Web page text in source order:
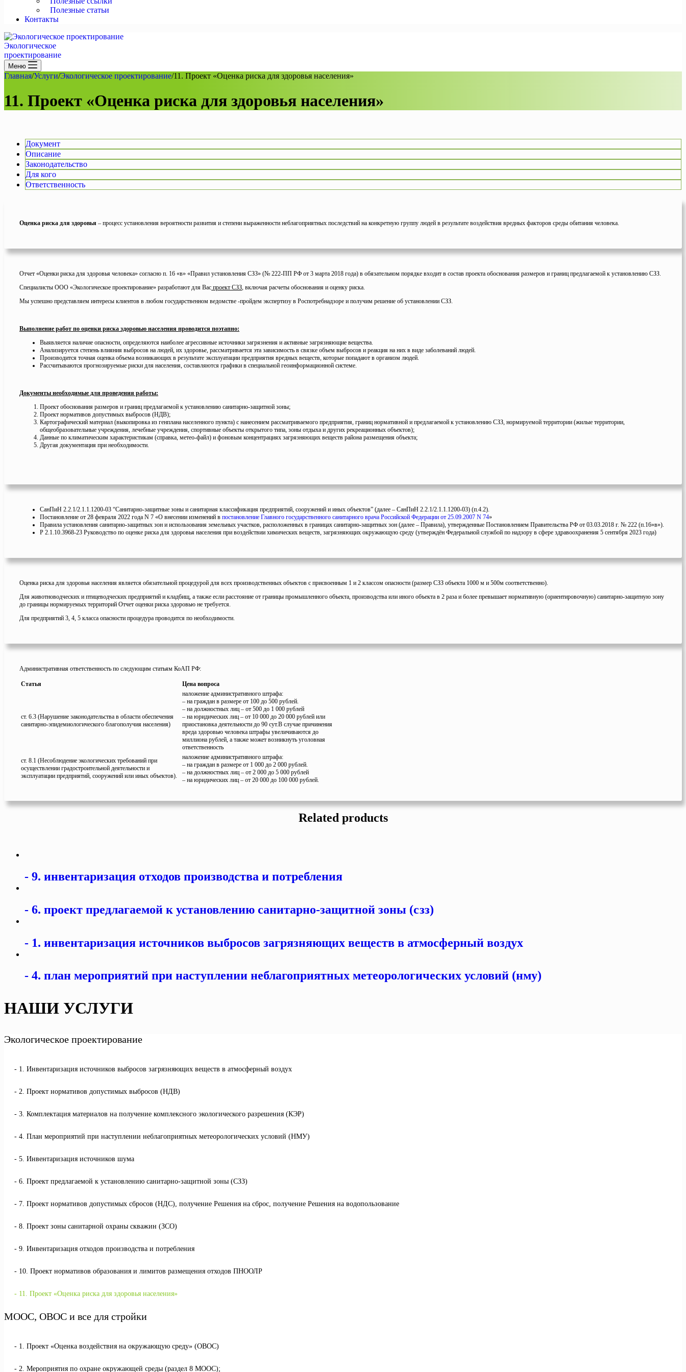
Полезные статьи
Контакты
Экологическое
проектирование
Меню
Главная/Услуги/Экологическое проектирование/11. Проект «Оценка риска для здоровья населения»
11. Проект «Оценка риска для здоровья населения»
Документ
Описание
Законодательство
Для кого
Ответственность
Оценка риска для здоровья – процесс установления вероятности развития и степени выраженности неблагоприятных последствий на конкретную группу людей в результате воздействия вредных факторов среды обитания человека.
Отчет «Оценки риска для здоровья человека» согласно п. 16 «в» «Правил установления СЗЗ» (№ 222-ПП РФ от 3 марта 2018 года) в обязательном порядке входит в состав проекта обоснования размеров и границ предлагаемой к установлению СЗЗ.
Специалисты ООО «Экологическое проектирование» разработают для Вас проект СЗЗ, включая расчеты обоснования и оценку риска.
Мы успешно представляем интересы клиентов в любом государственном ведомстве -пройдем экспертизу в Роспотребнадзоре и получим решение об установлении СЗЗ.
Выполнение работ по оценки риска здоровью населения проводится поэтапно:
Выявляется наличие опасности, определяются наиболее агрессивные источники загрязнения и активные загрязняющие вещества.
Анализируется степень влияния выбросов на людей, их здоровье, рассматривается эта зависимость в связке объем выбросов и реакция на них в виде заболеваний людей.
Производится точная оценка объема возникающих в результате эксплуатации предприятия вредных веществ, которые попадают в организм людей.
Рассчитываются прогнозируемые риски для населения, составляются графики в специальной геоинформационной системе.
Документы необходимые для проведения работы:
Проект обоснования размеров и границ предлагаемой к установлению санитарно-защитной зоны;
Проект нормативов допустимых выбросов (НДВ);
Картографический материал (выкопировка из генплана населенного пункта) с нанесением рассматриваемого предприятия, границ нормативной и предлагаемой к установлению СЗЗ, нормируемой территории (жилые территории,
общеобразовательные учреждения, лечебные учреждения, спортивные объекты открытого типа, зоны отдыха и других рекреационных объектов);
Данные по климатическим характеристикам (справка, метео-файл) и фоновым концентрациях загрязняющих веществ района размещения объекта;
Другая документация при необходимости.
СанПиН 2.2.1/2.1.1.1200-03 “Санитарно-защитные зоны и санитарная классификация предприятий, сооружений и иных объектов” (далее – СанПиН 2.2.1/2.1.1.1200-03) (п.4.2).
Постановление от 28 февраля 2022 года N 7 «О внесении изменений в постановление Главного государственного санитарного врача Российской Федерации от 25.09.2007 N 74»
Правила установления санитарно-защитных зон и использования земельных участков, расположенных в границах санитарно-защитных зон (далее – Правила), утвержденные Постановлением Правительства РФ от 03.03.2018 г. № 222 (п.16»в»).
Р 2.1.10.3968-23 Руководство по оценке риска для здоровья населения при воздействии химических веществ, загрязняющих окружающую среду (утверждён Федеральной службой по надзору в сфере здравоохранения 5 сентября 2023 года)
Оценка риска для здоровья населения является обязательной процедурой для всех производственных объектов с присвоенным 1 и 2 классом опасности (размер СЗЗ объекта 1000 м и 500м соответственно).
Для животноводческих и птицеводческих предприятий и кладбищ, а также если расстояние от границы промышленного объекта, производства или иного объекта в 2 раза и более превышает нормативную (ориентировочную) санитарно-защитную зону
до границы нормируемых территорий Отчет оценки риска здоровью не требуется.
Для предприятий 3, 4, 5 класса опасности процедура проводится по необходимости.
Административная ответственность по следующим статьям КоАП РФ:
Статья Цена вопроса
ст. 6.3 (Нарушение законодательства в области обеспечения
санитарно-эпидемиологического благополучия населения)
наложение административного штрафа:
– на граждан в размере от 100 до 500 рублей.
– на должностных лиц – от 500 до 1 000 рублей
– на юридических лиц – от 10 000 до 20 000 рублей или
приостановка деятельности до 90 сут.В случае причинения
вреда здоровью человека штрафы увеличиваются до
миллиона рублей, а также может возникнуть уголовная
ответственность
ст. 8.1 (Несоблюдение экологических требований при
осуществлении градостроительной деятельности и
эксплуатации предприятий, сооружений или иных объектов).
наложение административного штрафа:
– на граждан в размере от 1 000 до 2 000 рублей.
– на должностных лиц – от 2 000 до 5 000 рублей
– на юридических лиц – от 20 000 до 100 000 рублей.
Related products
9. инвентаризация отходов производства и потребления
6. проект предлагаемой к установлению санитарно-защитной зоны (сзз)
1. инвентаризация источников выбросов загрязняющих веществ в атмосферный воздух
4. план мероприятий при наступлении неблагоприятных метеорологических условий (нму)
НАШИ УСЛУГИ
Экологическое проектирование
1. Инвентаризация источников выбросов загрязняющих веществ в атмосферный воздух
2. Проект нормативов допустимых выбросов (НДВ)
3. Комплектация материалов на получение комплексного экологического разрешения (КЭР)
4. План мероприятий при наступлении неблагоприятных метеорологических условий (НМУ)
5. Инвентаризация источников шума
6. Проект предлагаемой к установлению санитарно-защитной зоны (СЗЗ)
7. Проект нормативов допустимых сбросов (НДС), получение Решения на сброс, получение Решения на водопользование
8. Проект зоны санитарной охраны скважин (ЗСО)
9. Инвентаризация отходов производства и потребления
10. Проект нормативов образования и лимитов размещения отходов ПНООЛР
11. Проект «Оценка риска для здоровья населения»
МООС, ОВОС и все для стройки
1. Проект «Оценка воздействия на окружающую среду» (ОВОС)
2. Мероприятия по охране окружающей среды (раздел 8 МООС);